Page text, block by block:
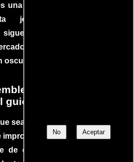
No Aceptar
una explosión de acción y
joya cinematográfica
sigue la historia de un
4 de Asunción que se
oscuro mundo de crimen
que no
guion
sea un guión siempre hay
improvisaciones que se dan
de determinadas escenas